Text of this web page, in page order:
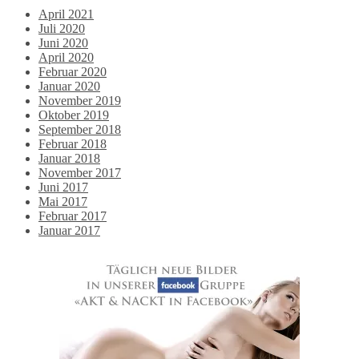
April 2021
Juli 2020
Juni 2020
April 2020
Februar 2020
Januar 2020
November 2019
Oktober 2019
September 2018
Februar 2018
Januar 2018
November 2017
Juni 2017
Mai 2017
Februar 2017
Januar 2017